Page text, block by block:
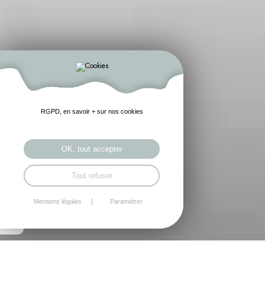
RGPD, en savoir + sur nos cookies
OK, tout accepter
Tout refuser
Mentions légales Paramétrer